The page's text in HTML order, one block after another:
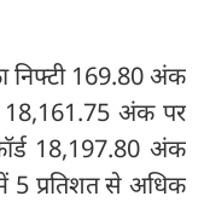
निफ्टी 169.80 अंक
18,161.75 अंक पर
18,197.80 अंक
प्रतिशत से अधिक